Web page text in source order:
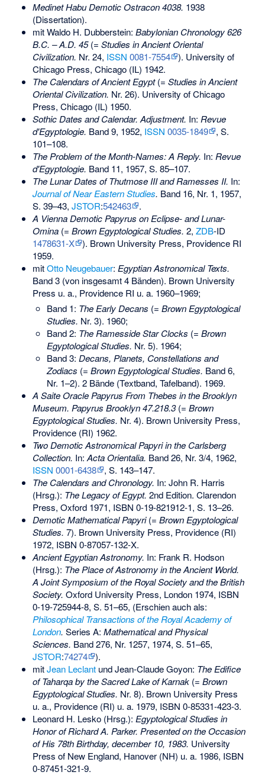
Medinet Habu Demotic Ostracon 4038. 1938
(Dissertation).
mit Waldo H. Dubberstein: Babylonian Chronology 626
B.C. – A.D. 45(= Studies in Ancient Oriental
Civilization. Nr. 24, ISSN 0081-7554
). University of
Chicago Press, Chicago (IL) 1942.
The Calendars of Ancient Egypt(= Studies in Ancient
Oriental Civilization. Nr. 26). University of Chicago
Press, Chicago (IL) 1950.
Sothic Dates and Calendar. Adjustment. In: Revue
d'Egyptologie. Band 9, 1952, ISSN 0035-1849
, S.
101–108.
The Problem of the Month-Names: A Reply. In: Revue
d'Egyptologie. Band 11, 1957, S. 85–107.
The Lunar Dates of Thutmose III and Ramesses II. In:
Journal of Near Eastern Studies. Band 16, Nr. 1, 1957,
S. 39–43, JSTOR:542463
.
A Vienna Demotic Papyrus on Eclipse- and Lunar-
Omina(= Brown Egyptological Studies. 2, ZDB-ID
1478631-X
). Brown University Press, Providence RI
1959.
mitOtto Neugebauer: Egyptian Astronomical Texts.
Band 3 (von insgesamt 4 Bänden). Brown University
Press u. a., Providence RI u. a. 1960–1969;
Band 1: The Early Decans (=Brown Egyptological
Studies. Nr. 3). 1960;
Band 2: The Ramesside Star Clocks (=Brown
Egyptological Studies. Nr. 5). 1964;
Band 3:Decans, Planets, Constellations and
Zodiacs (=Brown Egyptological Studies. Band 6,
Nr. 1–2). 2 Bände (Textband, Tafelband). 1969.
A Saite Oracle Papyrus From Thebes in the Brooklyn
Museum. Papyrus Brooklyn 47.218.3(= Brown
Egyptological Studies. Nr. 4). Brown University Press,
Providence (RI) 1962.
Two Demotic Astronomical Papyri in the Carlsberg
Collection. In: Acta Orientalia. Band 26, Nr. 3/4, 1962,
ISSN 0001-6438
, S. 143–147.
The Calendars and Chronology. In: John R. Harris
(Hrsg.): The Legacy of Egypt. 2nd Edition. Clarendon
Press, Oxford 1971, ISBN 0-19-821912-1, S. 13–26.
Demotic Mathematical Papyri(= Brown Egyptological
Studies. 7). Brown University Press, Providence (RI)
1972, ISBN 0-87057-132-X.
Ancient Egyptian Astronomy. In: Frank R. Hodson
(Hrsg.): The Place of Astronomy in the Ancient World.
A Joint Symposium of the Royal Society and the British
Society. Oxford University Press, London 1974, ISBN
0-19-725944-8, S. 51–65, (Erschien auch als:
Philosophical Transactions of the Royal Academy of
London. Series A: Mathematical and Physical
Sciences. Band 276, Nr. 1257, 1974, S. 51–65,
JSTOR:74274
).
mitJean LeclantundJean-Claude Goyon: The Edifice
of Taharqa by the Sacred Lake of Karnak(= Brown
Egyptological Studies. Nr. 8). Brown University Press
u. a., Providence (RI) u. a. 1979, ISBN 0-85331-423-3.
Leonard H. Lesko(Hrsg.): Egyptological Studies in
Honor of Richard A. Parker. Presented on the Occasion
of His 78th Birthday, december 10, 1983. University
Press of New England, Hanover (NH) u. a. 1986, ISBN
0-87451-321-9.